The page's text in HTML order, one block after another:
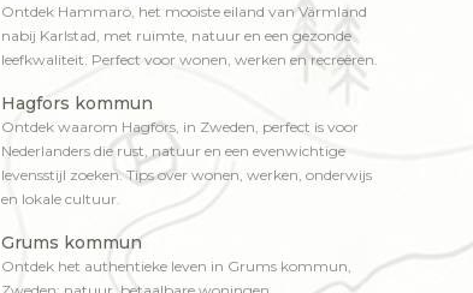
Ontdek Hammarö, het mooiste eiland van Värmland
nabij Karlstad, met ruimte, natuur en een gezonde
leefkwaliteit. Perfect voor wonen, werken en recreëren.
Hagfors kommun
Ontdek waarom Hagfors, in Zweden, perfect is voor
Nederlanders die rust, natuur en een evenwichtige
levensstijl zoeken. Tips over wonen, werken, onderwijs
en lokale cultuur.
Grums kommun
Ontdek het authentieke leven in Grums kommun,